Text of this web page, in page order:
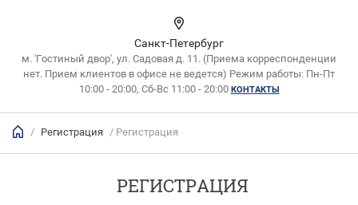
Санкт-Петербург
м. 'Гостиный двор', ул. Садовая д. 11. (Приема корреспонденции
нет. Прием клиентов в офисе не ведется) Режим работы: Пн-Пт
10:00 - 20:00, Сб-Вс 11:00 - 20:00 КОНТАКТЫ
/ Регистрация / Регистрация
РЕГИСТРАЦИЯ